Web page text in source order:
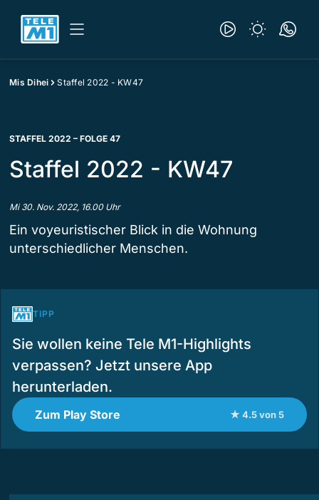
Mis Dihei Staffel 2022 - KW47
STAFFEL 2022 – FOLGE 47
Staffel 2022 - KW47
Mi 30. Nov. 2022, 16.00 Uhr
Ein voyeuristischer Blick in die Wohnung
unterschiedlicher Menschen.
TIPP
Sie wollen keine Tele M1-Highlights
verpassen? Jetzt unsere App
herunterladen.
Zum Play Store ★ 4.5 von 5